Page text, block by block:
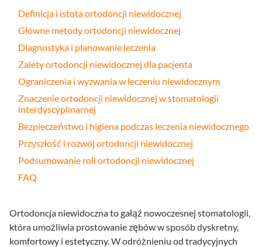
Definicja i istota ortodoncji niewidocznej
Główne metody ortodoncji niewidocznej
Diagnostyka i planowanie leczenia
Zalety ortodoncji niewidocznej dla pacjenta
Ograniczenia i wyzwania w leczeniu niewidocznym
Znaczenie ortodoncji niewidocznej w stomatologii
interdyscyplinarnej
Bezpieczeństwo i higiena podczas leczenia niewidocznego
Przyszłość i rozwój ortodoncji niewidocznej
Podsumowanie roli ortodoncji niewidocznej
FAQ
Ortodoncja niewidoczna to gałąź nowoczesnej stomatologii,
która umożliwia prostowanie zębów w sposób dyskretny,
komfortowy i estetyczny. W odróżnieniu od tradycyjnych